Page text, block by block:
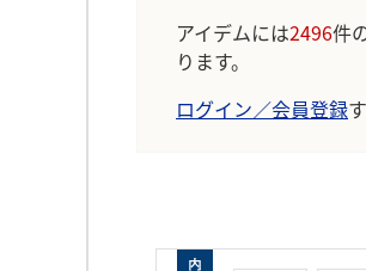
アイデムには2496件
ります。
ログイン／会員登録